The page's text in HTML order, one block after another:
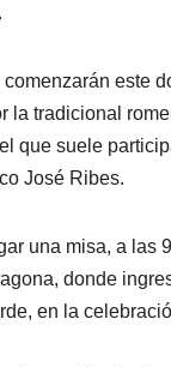
este
la tradicional
que suele
José Ribes.
una misa, a las
donde
en la